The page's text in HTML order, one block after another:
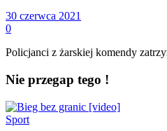
30 czerwca 2021
0
Policjanci z żarskiej komendy
Nie przegap tego !
Sport